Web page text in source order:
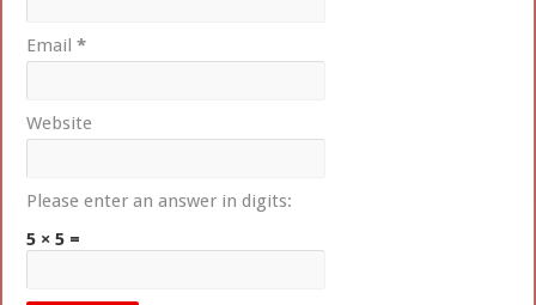
Email*
Website
Please enter an answer in digits:
5 × 5 =